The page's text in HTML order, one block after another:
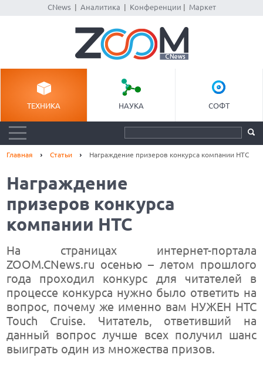
CNews| Аналитика Конференции Маркет
ТЕХНИКА НАУКА СОФТ
Главная Статьи Награждение призеров конкурса компании HTC
Награждение
призеров конкурса
компании HTC
На страницах интернет-портала
ZOOM.CNews.ru осенью – летом прошлого
года проходил конкурс для читателей в
процессе конкурса нужно было ответить на
вопрос, почему же именно вам НУЖЕН HTC
Touch Cruise. Читатель, ответивший на
данный вопрос лучше всех получил шанс
выиграть один из множества призов.